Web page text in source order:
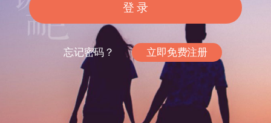
登 录
忘记密码？ 立即免费注册